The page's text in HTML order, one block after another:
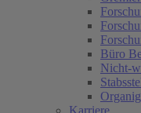
Büro
Nicht-
Karriere